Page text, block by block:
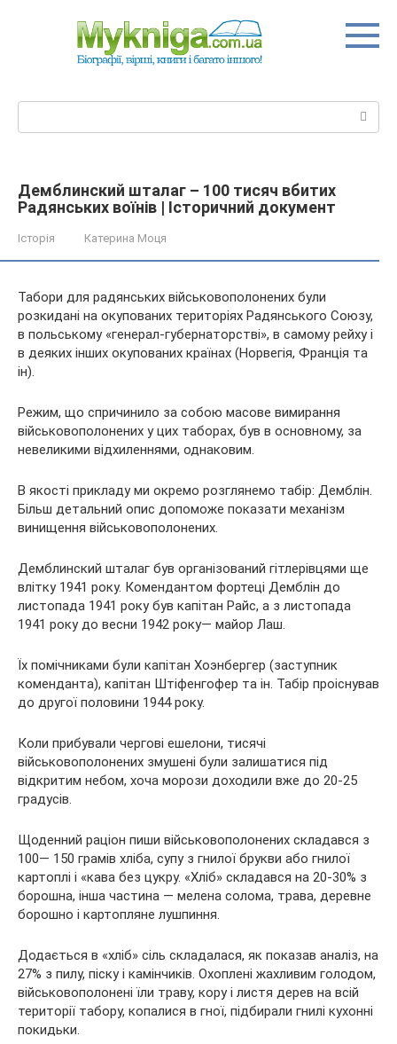
Демблинский шталаг – 100 тисяч вбитих
Радянських воїнів | Історичний документ
Історія Катерина Моця
Табори для радянських військовополонених були
розкидані на окупованих територіях Радянського Союзу,
в польському «генерал-губернаторстві», в самому рейху і
в деяких інших окупованих країнах (Норвегія, Франція та
ін).
Режим, що спричинило за собою масове вимирання
військовополонених у цих таборах, був в основному, за
невеликими відхиленнями, однаковим.
В якості прикладу ми окремо розглянемо табір: Демблін.
Більш детальний опис допоможе показати механізм
винищення військовополонених.
Демблинский шталаг був організований гітлерівцями ще
влітку 1941 року. Комендантом фортеці Демблін до
листопада 1941 року був капітан Райс, а з листопада
1941 року до весни 1942 року— майор Лаш.
Їх помічниками були капітан Хоэнбергер (заступник
коменданта), капітан Штіфенгофер та ін. Табір проіснував
до другої половини 1944 року.
Коли прибували чергові ешелони, тисячі
військовополонених змушені були залишатися під
відкритим небом, хоча морози доходили вже до 20-25
градусів.
Щоденний раціон пиши військовополонених складався з
100— 150 грамів хліба, супу з гнилої брукви або гнилої
картоплі і «кава без цукру. «Хліб» складався на 20-30% з
борошна, інша частина — мелена солома, трава, деревне
борошно і картопляне лушпиння.
Додається в «хліб» сіль складалася, як показав аналіз, на
27% з пилу, піску і камінчиків. Охоплені жахливим голодом,
військовополонені їли траву, кору і листя дерев на всій
території табору, копалися в гної, підбирали гнилі кухонні
покидьки.